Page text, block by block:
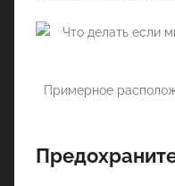
Примерное